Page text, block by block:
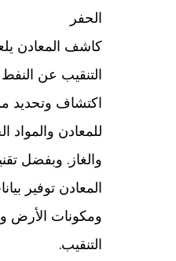
الحفر
كاشف المعادن
التنقيب عن
اكتشاف وتحديد
للمعادن والمواد
والغاز. وبفضل
المعادن توفير
ومكونات الأرض
التنقيب.